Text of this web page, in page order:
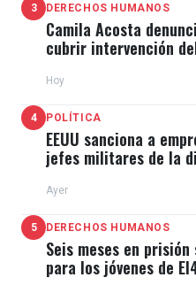
3 DERECHOS HUMANOS
Camila Acosta
cubrir intervención
Hoy
4 POLÍTICA
EEUU sanciona a
jefes militares de la
Ayer
5 DERECHOS HUMANOS
Seis meses en
para los jóvenes de